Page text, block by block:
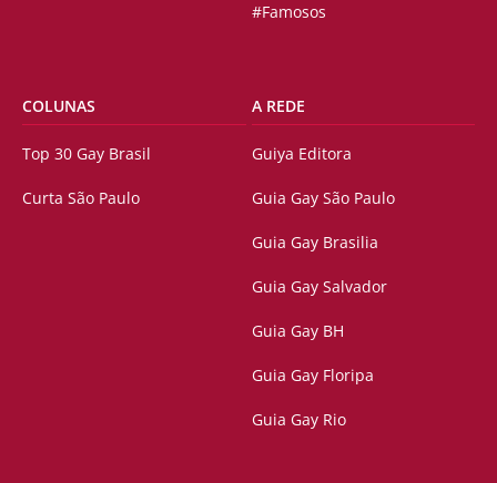
#Famosos
COLUNAS
Top 30 Gay Brasil
Curta São Paulo
A REDE
Guiya Editora
Guia Gay São Paulo
Guia Gay Brasilia
Guia Gay Salvador
Guia Gay BH
Guia Gay Floripa
Guia Gay Rio